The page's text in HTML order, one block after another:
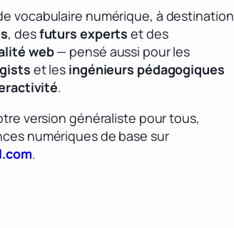
vocabulaire numérique, à destination
, desfuturs experts et des
web— pensé aussi pour les
et les ingénieurs pédagogiques
.
version généraliste pour tous,
numériques de base sur
.